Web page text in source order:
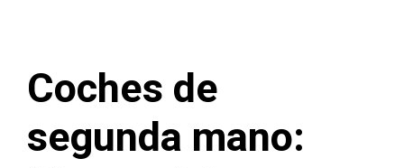
Coches de
segunda mano: